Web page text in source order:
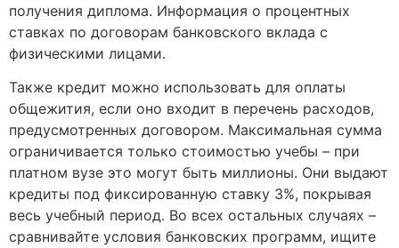
получения диплома. Информация о процентных
ставках по договорам банковского вклада с
физическими лицами.
Также кредит можно использовать для оплаты
общежития, если оно входит в перечень расходов,
предусмотренных договором. Максимальная сумма
ограничивается только стоимостью учебы – при
платном вузе это могут быть миллионы. Они выдают
кредиты под фиксированную ставку 3%, покрывая
весь учебный период. Во всех остальных случаях –
сравнивайте условия банковских программ, ищите